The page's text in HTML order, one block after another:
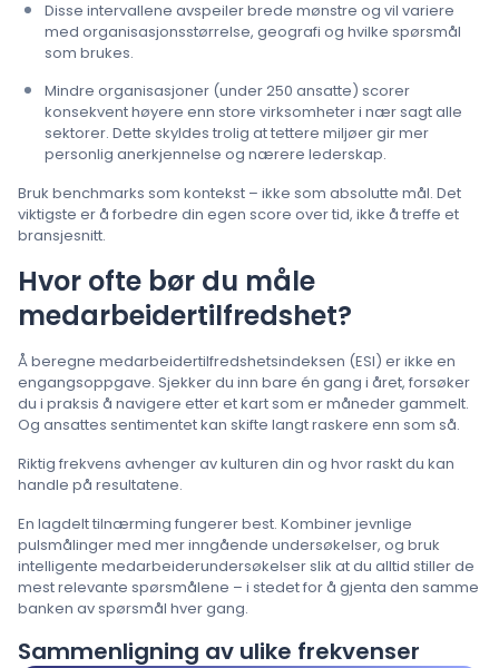
Disse intervallene avspeiler brede mønstre og vil variere
med organisasjonsstørrelse, geografi og hvilke spørsmål
som brukes.
Mindre organisasjoner (under 250 ansatte) scorer
konsekvent høyere enn store virksomheter i nær sagt alle
sektorer. Dette skyldes trolig at tettere miljøer gir mer
personlig anerkjennelse og nærere lederskap.
Bruk benchmarks som kontekst – ikke som absolutte mål. Det
viktigste er å forbedre din egen score over tid, ikke å treffe et
bransjesnitt.
Hvor ofte bør du måle
medarbeidertilfredshet?
Å beregne medarbeidertilfredshetsindeksen (ESI) er ikke en
engangsoppgave. Sjekker du inn bare én gang i året, forsøker
du i praksis å navigere etter et kart som er måneder gammelt.
Og ansattes sentimentet kan skifte langt raskere enn som så.
Riktig frekvens avhenger av kulturen din og hvor raskt du kan
handle på resultatene.
En lagdelt tilnærming fungerer best. Kombiner jevnlige
pulsmålinger med mer inngående undersøkelser, og bruk
intelligente medarbeiderundersøkelser slik at du alltid stiller de
mest relevante spørsmålene – i stedet for å gjenta den samme
banken av spørsmål hver gang.
Sammenligning av ulike frekvenser